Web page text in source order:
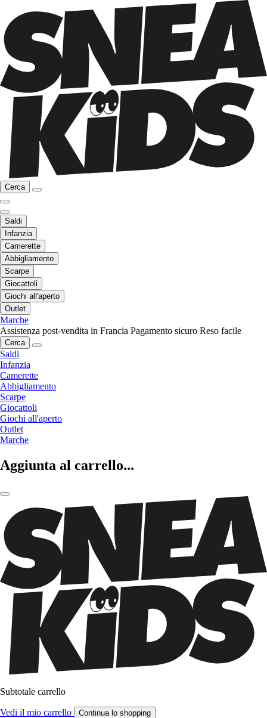
Cerca
Saldi
Infanzia
Camerette
Abbigliamento
Scarpe
Giocattoli
Giochi all'aperto
Outlet
Marche
Assistenza post-vendita in Francia Pagamento sicuro Reso facile
Cerca
Saldi
Infanzia
Camerette
Abbigliamento
Scarpe
Giocattoli
Giochi all'aperto
Outlet
Marche
Aggiunta al carrello...
Subtotale carrello
Vedi il mio carrello Continua lo shopping